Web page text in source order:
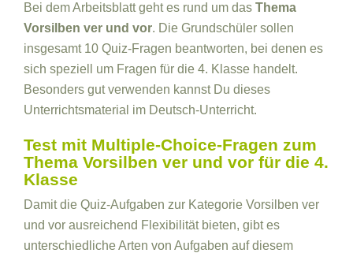
Bei dem Arbeitsblatt geht es rund um das Thema
Vorsilben ver und vor. Die Grundschüler sollen
insgesamt 10 Quiz-Fragen beantworten, bei denen es
sich speziell um Fragen für die 4. Klasse handelt.
Besonders gut verwenden kannst Du dieses
Unterrichtsmaterial im Deutsch-Unterricht.
Test mit Multiple-Choice-Fragen zum
Thema Vorsilben ver und vor für die 4.
Klasse
Damit die Quiz-Aufgaben zur Kategorie Vorsilben ver
und vor ausreichend Flexibilität bieten, gibt es
unterschiedliche Arten von Aufgaben auf diesem